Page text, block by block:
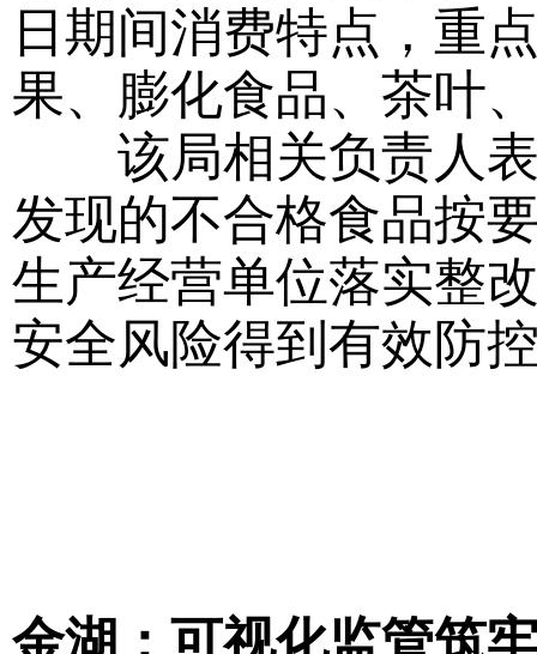
日期间消费特点，重
果、膨化食品、茶叶
该局相关负责人表
发现的不合格食品按
生产经营单位落实整
安全风险得到有效防
金湖：可视化监管筑